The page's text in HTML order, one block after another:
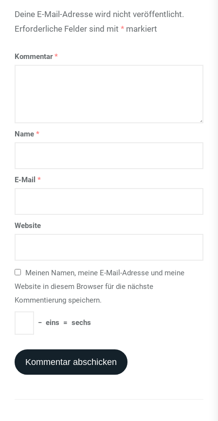
Deine E-Mail-Adresse wird nicht veröffentlicht.
Erforderliche Felder sind mit * markiert
Kommentar*
Name *
E-Mail *
Website
Meinen Namen, meine E-Mail-Adresse und meine
Website in diesem Browser für die nächste
Kommentierung speichern.
− eins = sechs